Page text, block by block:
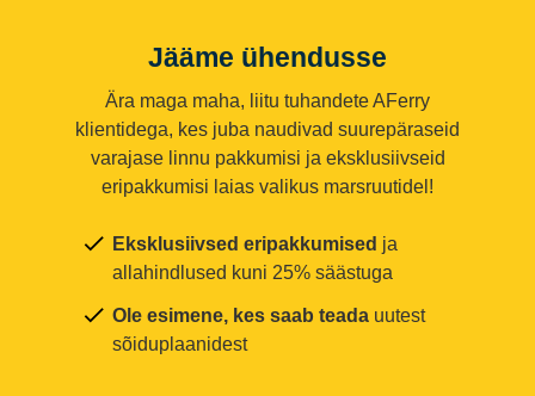
Jääme ühendusse
Ära maga maha, liitu tuhandete AFerry
klientidega, kes juba naudivad suurepäraseid
varajase linnu pakkumisi ja eksklusiivseid
eripakkumisi laias valikus marsruutidel!
Eksklusiivsed eripakkumised ja
allahindlused kuni 25% säästuga
Ole esimene, kes saab teada uutest
sõiduplaanidest